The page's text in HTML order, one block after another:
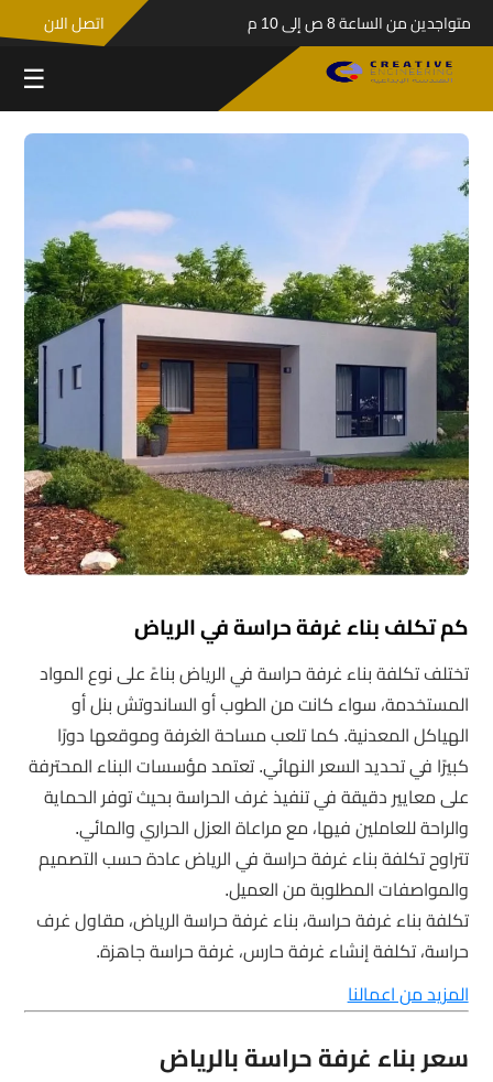
متواجدين من الساعة 8 ص إلى 10 م اتصل الان
☰
كم تكلف بناء غرفة حراسة في الرياض
تختلف تكلفة بناء غرفة حراسة في الرياض بناءً على نوع المواد
المستخدمة، سواء كانت من الطوب أو الساندوتش بنل أو
الهياكل المعدنية. كما تلعب مساحة الغرفة وموقعها دورًا
كبيرًا في تحديد السعر النهائي. تعتمد مؤسسات البناء المحترفة
على معايير دقيقة في تنفيذ غرف الحراسة بحيث توفر الحماية
والراحة للعاملين فيها، مع مراعاة العزل الحراري والمائي.
تتراوح تكلفة بناء غرفة حراسة في الرياض عادة حسب التصميم
والمواصفات المطلوبة من العميل.
تكلفة بناء غرفة حراسة، بناء غرفة حراسة الرياض، مقاول غرف
حراسة، تكلفة إنشاء غرفة حارس، غرفة حراسة جاهزة.
المزيد من اعمالنا
سعر بناء غرفة حراسة بالرياض